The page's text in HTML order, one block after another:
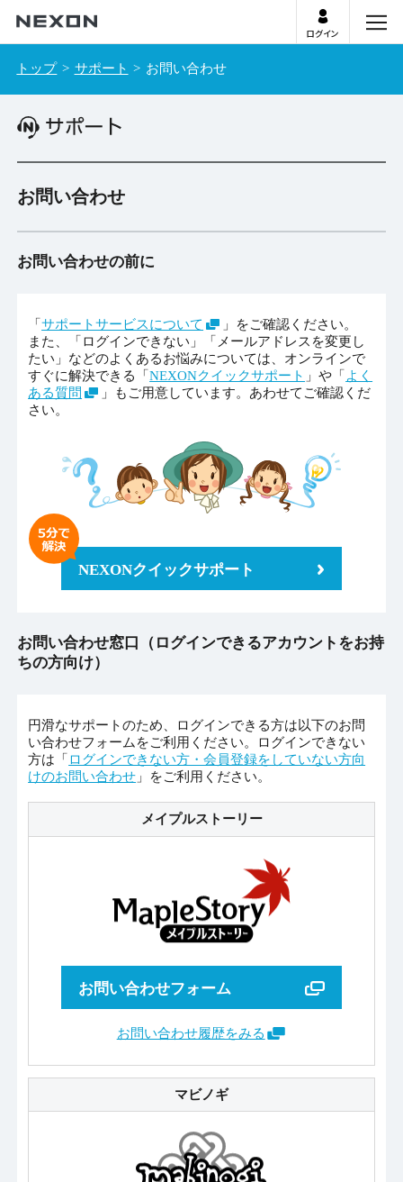
ログイン
トップ サポート お問い合わせ
お問い合わせ
お問い合わせの前に
「サポートサービスについて
」をご確認ください。
また、「ログインできない」「メールアドレスを変更し
たい」などのよくあるお悩みについては、オンラインで
すぐに解決できる「NEXONクイックサポート 」や「 よく
ある質問
」もご用意しています。あわせてご確認くだ
さい。
NEXONクイックサポート
お問い合わせ窓口（ログインできるアカウントをお持
ちの方向け）
円滑なサポートのため、ログインできる方は以下のお問
い合わせフォームをご利用ください。ログインできない
方は「ログインできない方・会員登録をしていない方向
けのお問い合わせ 」をご利用ください。
メイプルストーリー
お問い合わせフォーム
お問い合わせ履歴をみる
マビノギ